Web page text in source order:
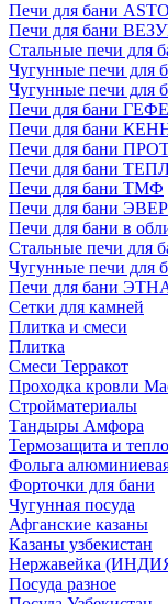
Печи для бани
Печи для бани
Стальные печи для
Чугунные печи для
Чугунные печи для
Печи для бани
Печи для бани
Печи для бани
Печи для бани
Печи для бани ТМФ
Печи для бани
Печи для бани в
Стальные печи для
Чугунные печи для
Печи для бани
Сетки для камней
Плитка и смеси
Плитка
Смеси Терракот
Проходка кровли
Стройматериалы
Тандыры Амфора
Термозащита и
Фольга
Форточки для бани
Чугунная посуда
Афганские казаны
Казаны узбекистан
Нержавейка
Посуда разное